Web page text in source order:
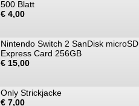
500 Blatt
€ 4,00
Nintendo Switch 2 SanDisk microSD
Express Card 256GB
€ 15,00
Only Strickjacke
€ 7,00